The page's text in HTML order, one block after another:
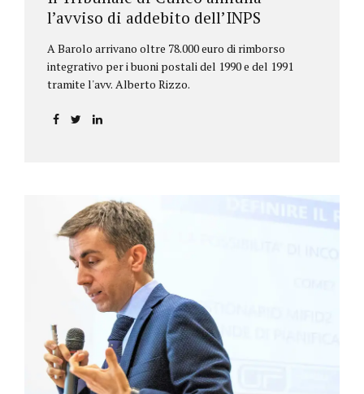
l’avviso di addebito dell’INPS
A Barolo arrivano oltre 78.000 euro di rimborso
integrativo per i buoni postali del 1990 e del 1991
tramite l'avv. Alberto Rizzo.